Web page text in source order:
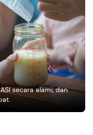
secara alami, dan